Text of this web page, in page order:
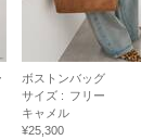
ボストンバッグ
サイズ : フリー
キャメル
¥25,300